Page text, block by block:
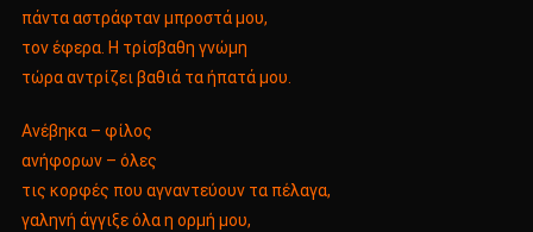
πάντα αστράφταν μπροστά μου,
τον έφερα. H τρίσβαθη γνώμη
τώρα αντρίζει βαθιά τα ήπατά μου.
Ανέβηκα – φίλος
ανήφορων – όλες
τις κορφές που αγναντεύουν τα πέλαγα,
γαληνή άγγιξε όλα η ορμή μου,